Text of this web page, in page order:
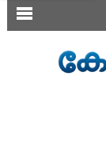
SECTIONS